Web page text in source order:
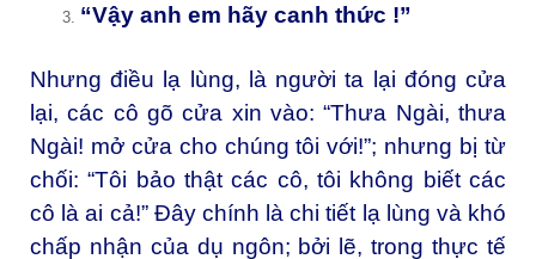
“Vậy anh em hãy canh thức !”
Nhưng điều lạ lùng, là người ta lại đóng cửa
lại, các cô gõ cửa xin vào: “Thưa Ngài, thưa
Ngài! mở cửa cho chúng tôi với!”; nhưng bị từ
chối: “Tôi bảo thật các cô, tôi không biết các
cô là ai cả!” Đây chính là chi tiết lạ lùng và khó
chấp nhận của dụ ngôn; bởi lẽ, trong thực tế